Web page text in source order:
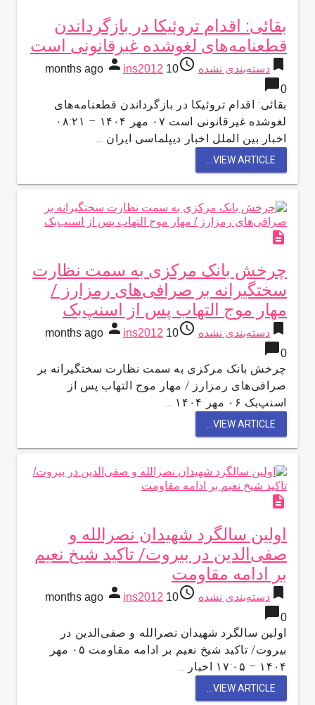
بقائی: اقدام تروئیکا در بازگرداندن
قطعنامه‌های لغوشده غیرقانونی است
bookmark دسته‌بندی نشده access_time
10 months ago
person ins2012
chat_bubble0
بقائی: اقدام تروئیکا در بازگرداندن قطعنامه‌های
لغوشده غیرقانونی است ۰۷ مهر ۱۴۰۴ – ۰۸:۲۱
اخبار بین الملل اخبار دیپلماسی ایران …
VIEW ARTICLE...
description
چرخش بانک مرکزی به سمت نظارت
سختگیرانه بر صرافی‌های رمزارز /
مهار موج التهاب پس از اسنپ‌بک
bookmark دسته‌بندی نشده access_time
10 months ago
person ins2012
chat_bubble0
چرخش بانک مرکزی به سمت نظارت سختگیرانه بر
صرافی‌های رمزارز / مهار موج التهاب پس از
اسنپ‌بک ۰۶ مهر ۱۴۰۴ …
VIEW ARTICLE...
description
اولین سالگرد شهیدان نصرالله و
صفی‌الدین در بیروت/ تاکید شیخ نعیم
بر ادامه مقاومت
bookmark دسته‌بندی نشده access_time
10 months ago
person ins2012
chat_bubble0
اولین سالگرد شهیدان نصرالله و صفی‌الدین در
بیروت/ تاکید شیخ نعیم بر ادامه مقاومت ۰۵ مهر
۱۴۰۴ – ۱۷:۰۵ اخبار …
VIEW ARTICLE...